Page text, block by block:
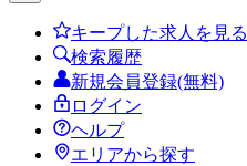
キープした求人を見る
検索履歴
新規会員登録(無料)
ログイン
ヘルプ
エリアから探す